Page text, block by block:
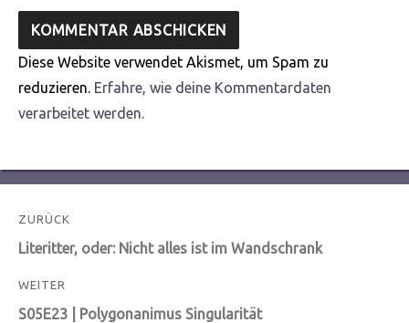
Diese Website verwendet Akismet, um Spam zu
reduzieren. Erfahre, wie deine Kommentardaten
verarbeitet werden.
Beitragsnavigation
ZURÜCK
Vorheriger
Literitter, oder: Nicht alles ist im Wandschrank
WEITER
Nächster
S05E23 | Polygonanimus Singularität